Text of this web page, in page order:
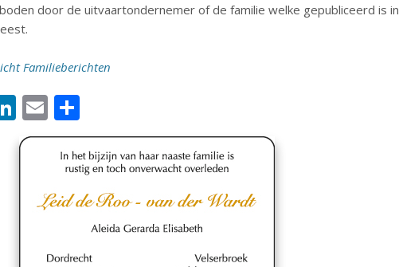
door de uitvaartondernemer of de familie welke gepubliceerd is in
Familieberichten
Li
n
k
dI
E
m
ai
el
e
n